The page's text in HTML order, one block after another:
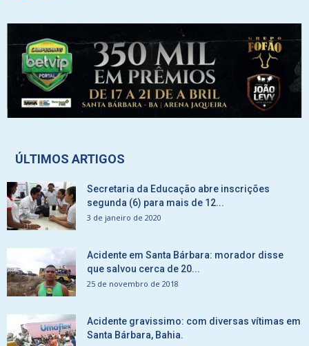
ÚLTIMOS ARTIGOS
Secretaria da Educação abre inscrições
segunda (6) para mais de 12...
3 de janeiro de 2020
Acidente em Santa Bárbara: morador disse
que salvou cerca de 20...
25 de novembro de 2018
Acidente gravissimo: com diversas vítimas em
Santa Bárbara, Bahia.